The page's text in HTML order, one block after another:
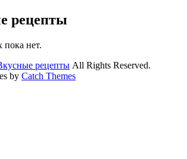
рецепты
нет.
рецепты All Rights Reserved.
by Catch Themes